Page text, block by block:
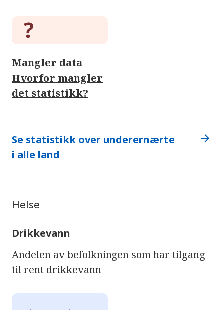
Mangler data
Hvorfor mangler
det statistikk?
Se statistikk over underernærte
i alle land
arrow_forward
Helse
Drikkevann
Andelen av befolkningen som har tilgang
til rent drikkevann